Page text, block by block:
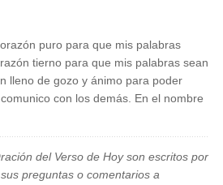
puro para que mis palabras
tierno para que mis palabras sean
lleno de gozo y ánimo para poder
con los demás. En el nombre
del Verso de Hoy son escritos por
preguntas o comentarios a